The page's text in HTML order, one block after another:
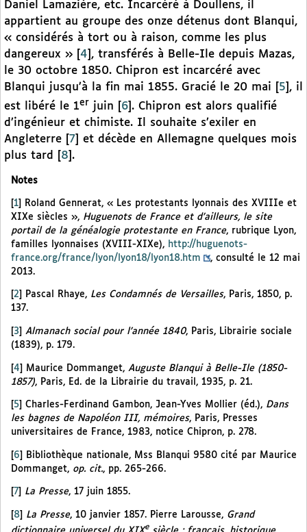
Daniel Lamazière, etc. Incarcéré à Doullens, il
appartient au groupe des onze détenus dont Blanqui,
« considérés à tort ou à raison, comme les plus
dangereux »
4 , transférés à Belle-Ile depuis Mazas,
le 30 octobre 1850. Chipron est incarcéré avec
Blanqui jusqu’à la fin mai 1855. Gracié le 20 mai
5 , il
est libéré le 1er juin 6 . Chipron est alors qualifié
d’ingénieur et chimiste. Il souhaite s’exiler en
Angleterre
7
et décède en Allemagne quelques mois
plus tard
8 .
Notes
[1]
Roland Gennerat, « Les protestants lyonnais des XVIIIe et
XIXe siècles », Huguenots de France et d’ailleurs, le site
portail de la généalogie protestante en France, rubrique Lyon,
familles lyonnaises (XVIII-XIXe), http://huguenots-
france.org/france/lyon/lyon18/lyon18.htm
, consulté le 12 mai
2013.
2 Pascal Rhaye, Les Condamnés de Versailles, Paris, 1850, p.
137.
3 Almanach social pour l’année 1840, Paris, Librairie sociale
(1839), p. 179.
[4] Maurice Dommanget, Auguste Blanqui à Belle-Ile (1850-
1857), Paris, Ed. de la Librairie du travail, 1935, p. 21.
5 Charles-Ferdinand Gambon, Jean-Yves Mollier (éd.), Dans
les bagnes de Napoléon III, mémoires, Paris, Presses
universitaires de France, 1983, notice Chipron, p. 278.
[6]
Bibliothèque nationale, Mss Blanqui 9580 cité par Maurice
Dommanget, op. cit., pp. 265-266.
7 La Presse, 17 juin 1855.
8 La Presse, 10 janvier 1857. Pierre Larousse, Grand
e